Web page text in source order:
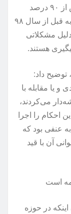
پرونده‌ها عملکرد خوبی داشتند. همچنین بیش از ۹۰ درصد
پرونده های مسن، یعنی پرونده های مربوط به قبل از سال ۹۸
مشکلاتی
هستند.
داد:
و یا مقابله با
می‌کردند،
احکام را اجرا
عنفی بود که
آن با قید
است
در حوزه